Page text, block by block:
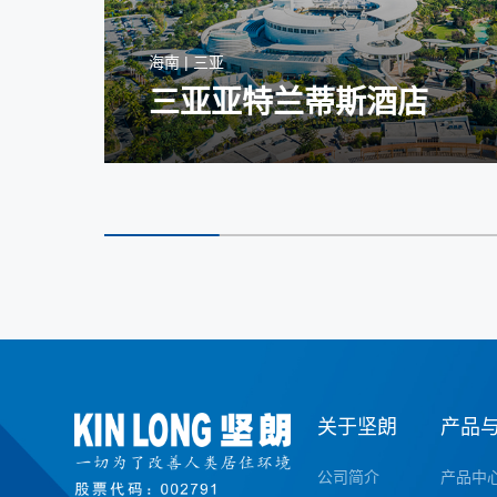
海南 | 三亚
三亚亚特兰蒂斯酒店
关于坚朗
公司简介
产品
产品中